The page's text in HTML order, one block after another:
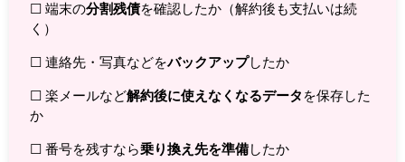
☐ 端末の分割残債を確認したか（解約後も支払いは続
く）
☐ 連絡先・写真などをバックアップしたか
☐ 楽メールなど解約後に使えなくなるデータ を保存した
か
☐ 番号を残すなら乗り換え先を準備したか